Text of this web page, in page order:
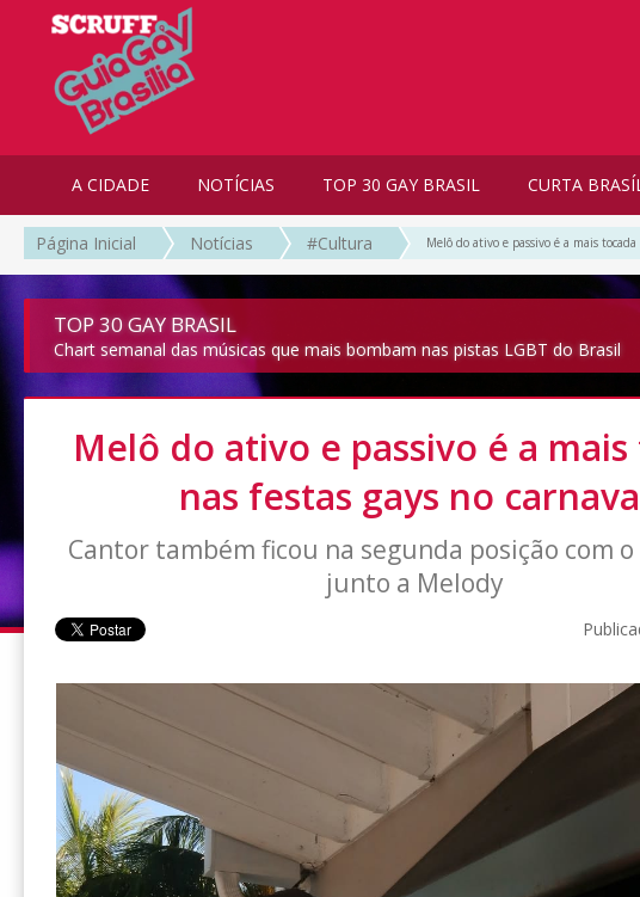
A CIDADE NOTÍCIAS TOP 30 GAY BRASIL CURTA
Página Inicial Notícias #Cultura Melô do ativo e passivo é a mais
TOP 30 GAY BRASIL
Chart semanal das músicas que mais bombam nas pistas LGBT do Brasil
Melô do ativo e passivo é a
nas festas gays no
Cantor também ficou na segunda posição com
junto a Melody